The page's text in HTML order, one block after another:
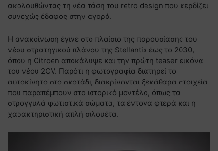
ακολουθώντας τη νέα τάση του retro design που κερδίζει
συνεχώς έδαφος στην αγορά.
Η ανακοίνωση έγινε στο πλαίσιο της παρουσίασης του
νέου στρατηγικού πλάνου της Stellantis έως το 2030,
όπου η Citroen αποκάλυψε και την πρώτη teaser εικόνα
του νέου 2CV. Παρότι η φωτογραφία διατηρεί το
αυτοκίνητο στο σκοτάδι, διακρίνονται ξεκάθαρα στοιχεία
που παραπέμπουν στο ιστορικό μοντέλο, όπως τα
στρογγυλά φωτιστικά σώματα, τα έντονα φτερά και η
χαρακτηριστική απλή σιλουέτα.